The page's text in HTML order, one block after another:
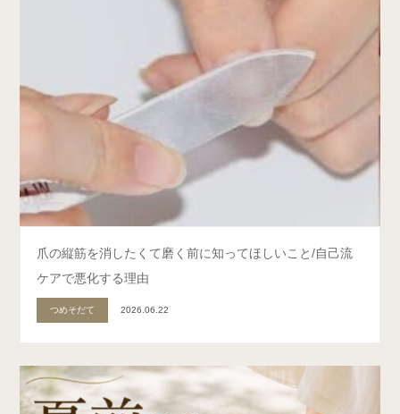
爪の縦筋を消したくて磨く前に知ってほしいこと/自己流
ケアで悪化する理由
つめそだて 2026.06.22